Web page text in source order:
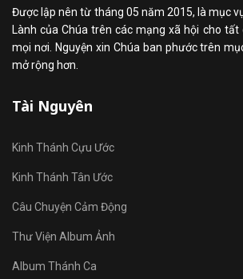
Được lập nên từ tháng 05 năm 2015, là mục
Lành của Chúa trên các mạng xã hội cho
mọi nơi. Nguyện xin Chúa ban phước trên
mở rộng hơn.
Tài Nguyên
Kinh Thánh Cựu Ước
Kinh Thánh Tân Ước
Câu Chuyện Cảm Động
Thư Viện Album Ảnh
Album Thánh Ca